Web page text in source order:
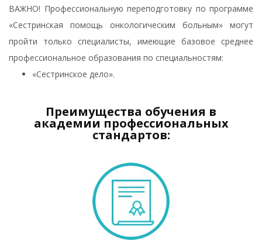
ВАЖНО! Профессиональную переподготовку по программе
«Сестринская помощь онкологическим больным» могут
пройти только специалисты, имеющие базовое среднее
профессиональное образования по специальностям:
«Сестринское дело».
Преимущества обучения в
академии профессиональных
стандартов: